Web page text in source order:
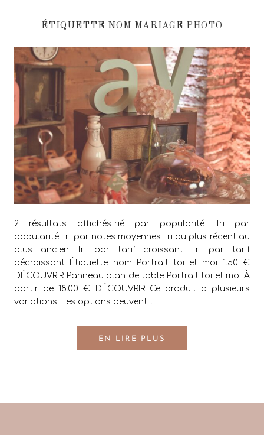
ÉTIQUETTE NOM MARIAGE PHOTO
2 résultats affichésTrié par popularité Tri par
popularité Tri par notes moyennes Tri du plus récent au
plus ancien Tri par tarif croissant Tri par tarif
décroissant Étiquette nom Portrait toi et moi 1.50 €
DÉCOUVRIR Panneau plan de table Portrait toi et moi À
partir de 18.00 € DÉCOUVRIR Ce produit a plusieurs
variations. Les options peuvent...
EN LIRE PLUS